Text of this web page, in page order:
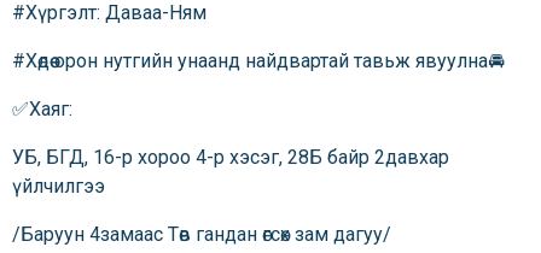
#Хүргэлт: Даваа-Ням
#Хөдөө орон нутгийн унаанд найдвартай тавьж явуулна🚘
✅Хаяг:
УБ, БГД, 16-р хороо 4-р хэсэг, 28Б байр 2давхар
үйлчилгээ
/Баруун 4замаас Төв гандан өгсөх зам дагуу/